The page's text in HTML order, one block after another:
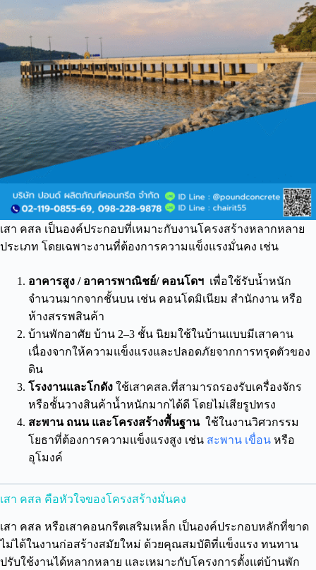
เสา คสล เป็นองค์ประกอบที่เหมาะกับงานโครงสร้างหลากหลาย
ประเภท โดยเฉพาะงานที่ต้องการความแข็งแรงมั่นคง เช่น
อาคารสูง / อาคารพาณิชย์/ คอนโดฯ เพื่อใช้รับน้ำหนัก
จำนวนมากจากชั้นบน เช่น คอนโดมิเนียม สำนักงาน หรือ
ห้างสรรพสินค้า
บ้านพักอาศัย บ้าน 2–3 ชั้น นิยมใช้ในบ้านแบบมีเสาคาน
เนื่องจากให้ความแข็งแรงและปลอดภัยจากการทรุดตัวของ
ดิน
โรงงานและโกดัง ใช้เสาคสล.ที่สามารถรองรับเครื่องจักร
หรือชั้นวางสินค้าน้ำหนักมากได้ดี โดยไม่เสียรูปทรง
สะพาน ถนน และโครงสร้างพื้นฐาน ใช้ในงานวิศวกรรม
โยธาที่ต้องการความแข็งแรงสูง เช่น สะพาน เขื่อน หรือ
อุโมงค์
เสา คสล คือหัวใจของโครงสร้างมั่นคง
เสา คสล หรือเสาคอนกรีตเสริมเหล็ก เป็นองค์ประกอบหลักที่ขาด
ไม่ได้ในงานก่อสร้างสมัยใหม่ ด้วยคุณสมบัติที่แข็งแรง ทนทาน
ปรับใช้งานได้หลากหลาย และเหมาะกับโครงการตั้งแต่บ้านพัก